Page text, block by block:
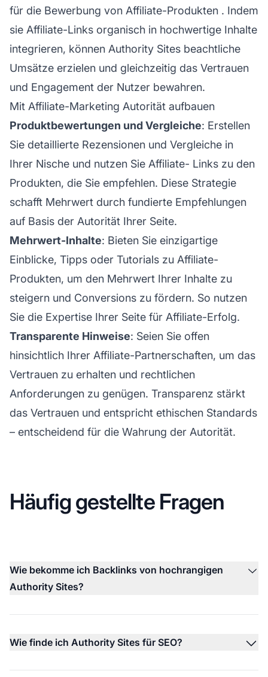
für die Bewerbung von Affiliate-Produkten . Indem
sie Affiliate-Links organisch in hochwertige Inhalte
integrieren, können Authority Sites beachtliche
Umsätze erzielen und gleichzeitig das Vertrauen
und Engagement der Nutzer bewahren.
Mit Affiliate-Marketing Autorität aufbauen
Produktbewertungen und Vergleiche: Erstellen
Sie detaillierte Rezensionen und Vergleiche in
Ihrer Nische und nutzen Sie Affiliate- Links zu den
Produkten, die Sie empfehlen. Diese Strategie
schafft Mehrwert durch fundierte Empfehlungen
auf Basis der Autorität Ihrer Seite.
Mehrwert-Inhalte: Bieten Sie einzigartige
Einblicke, Tipps oder Tutorials zu Affiliate-
Produkten, um den Mehrwert Ihrer Inhalte zu
steigern und Conversions zu fördern. So nutzen
Sie die Expertise Ihrer Seite für Affiliate-Erfolg.
Transparente Hinweise: Seien Sie offen
hinsichtlich Ihrer Affiliate-Partnerschaften, um das
Vertrauen zu erhalten und rechtlichen
Anforderungen zu genügen. Transparenz stärkt
das Vertrauen und entspricht ethischen Standards
– entscheidend für die Wahrung der Autorität.
Häufig gestellte Fragen
Wie bekomme ich Backlinks von hochrangigen
Authority Sites?
Wie finde ich Authority Sites für SEO?